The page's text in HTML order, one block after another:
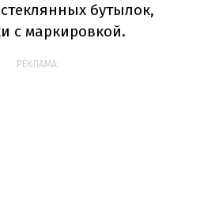
бутылок,
с маркировкой.
РЕКЛАМА: